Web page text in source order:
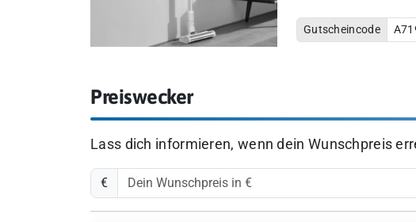
Gutscheincode
Preiswecker
Lass dich informieren, wenn dein Wunschpreis
€